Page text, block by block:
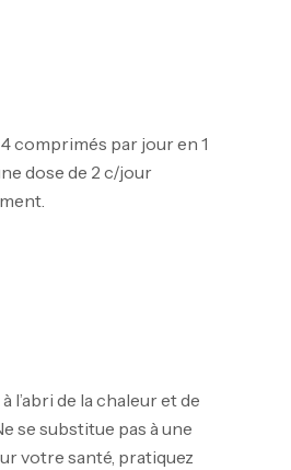
comprimés par jour en 1
dose de 2 c/jour
de la chaleur et de
se substitue pas à une
votre santé, pratiquez